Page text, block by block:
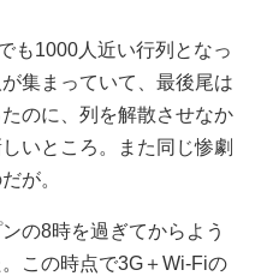
も1000人近い行列となっ
集まっていて、最後尾は
のに、列を解散させなか
いところ。また同じ惨劇
が。
の8時を過ぎてからよう
この時点で3G＋Wi-Fiの